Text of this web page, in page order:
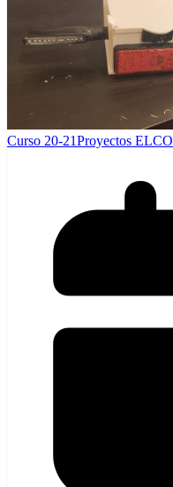
Curso 20-21Proyectos ELCO